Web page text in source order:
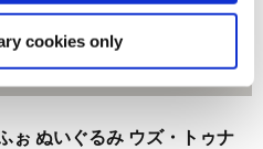
cookies only
3,850円
ぉ ぬいぐるみ ウズ・トゥナ